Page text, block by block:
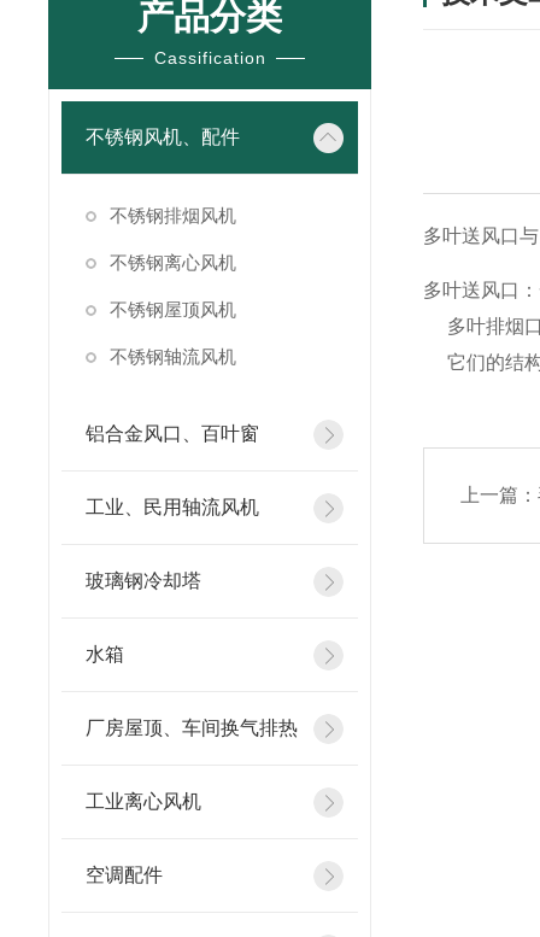
产品分类
Cassification
不锈钢风机、配件
不锈钢排烟风机
不锈钢离心风机
不锈钢屋顶风机
不锈钢轴流风机
铝合金风口、百叶窗
工业、民用轴流风机
玻璃钢冷却塔
水箱
厂房屋顶、车间换气排热
工业离心风机
空调配件
多叶送风口
多叶送风口
多叶排烟口
它们的结构
上一篇：